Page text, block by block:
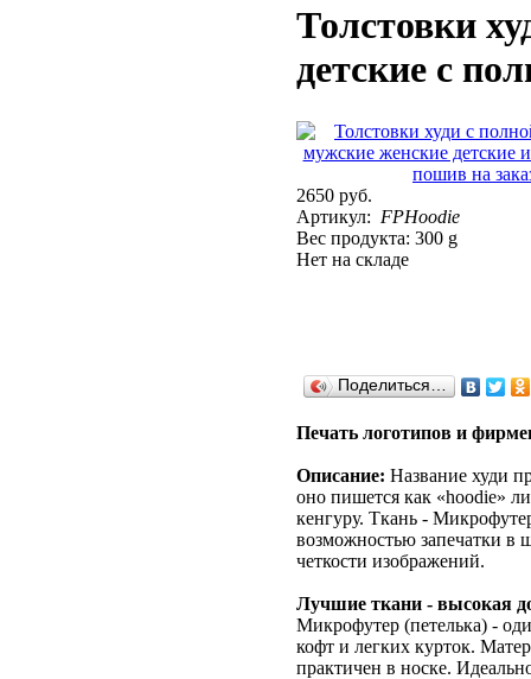
Толстовки
детские с
2650 руб.
Артикул: FPHoodie
Вес продукта: 300 g
Нет на складе
Поделиться…
Печать логотипов и
Описание: Название худи
оно пишется как «hoodie»
кенгуру. Ткань -
возможностью запечатки в
четкости изображений.
Лучшие ткани - высокая
Микрофутер (петелька) -
кофт и легких курток.
практичен в носке.